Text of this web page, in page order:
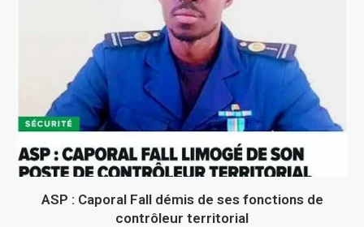
ASP : Caporal Fall démis de ses fonctions de
contrôleur territorial